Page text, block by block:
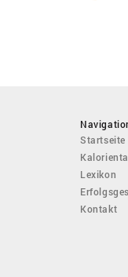
Startseite
Lexikon
Kontakt